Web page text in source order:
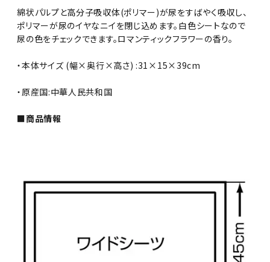
綿状パルプと高分子吸収体(ポリマー)が尿をすばやく吸収し、
ポリマーが尿のイヤなニイを閉じ込めます。白色シートなので
尿の色をチェックできます。ロマンティックフラワーの香り。
・本体サイズ (幅×奥行×高さ) :31×15×39cm
・原産国:中華人民共和国
■商品情報